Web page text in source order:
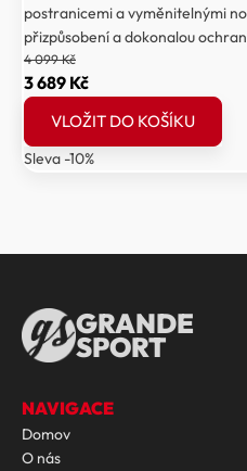
postranicemi a vyměnitelnými
přizpůsobení a dokonalou
4 099Kč
Původní
cena
byla:
4
3 689 KčAktuální
cena
3
VLOŽIT DO KOŠÍKU
Sleva -10%
GRANDE
SPORT
NAVIGACE
Domov
O nás